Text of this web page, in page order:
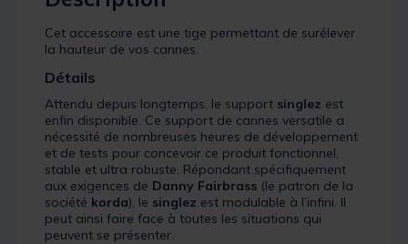
Cet accessoire est une tige permettant de surélever
la hauteur de vos cannes.
Détails
Attendu depuis longtemps, le support singlez est
enfin disponible. Ce support de cannes versatile a
nécessité de nombreuses heures de développement
et de tests pour concevoir ce produit fonctionnel,
stable et ultra robuste. Répondant spécifiquement
aux exigences de Danny Fairbrass (le patron de la
société korda), le singlez est modulable à l’infini. Il
peut ainsi faire face à toutes les situations qui
peuvent se présenter.